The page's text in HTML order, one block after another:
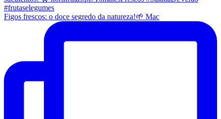
Figos frescos: o doce segredo da natureza!🌱 Mac